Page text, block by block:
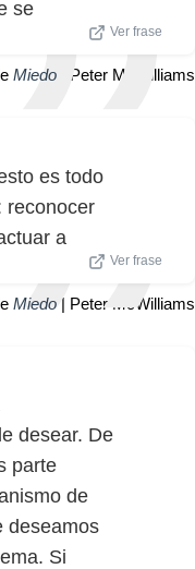
se
Ver frase
Miedo | Peter McWilliams
es todo
reconocer
a
Ver frase
Miedo | Peter McWilliams
desear. De
parte
de
deseamos
Si